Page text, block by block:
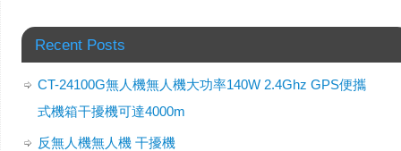
Recent Posts
CT-24100G無人機無人機大功率140W 2.4Ghz GPS便攜
式機箱干擾機可達4000m
反無人機無人機 干擾機